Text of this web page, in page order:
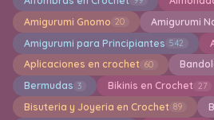
Amigurumi Gnomo 20 Amigurumi
Amigurumi para Principiantes 542
Aplicaciones en crochet 60
Bermudas 3 Bikinis en Crochet 27
Bisuteria y Joyeria en Crochet 89